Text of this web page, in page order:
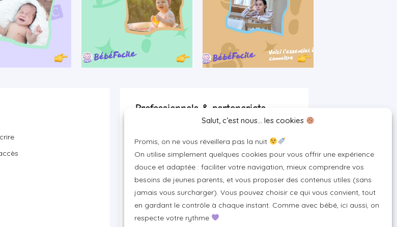
Salut, c’est nous… les cookies
Promis, on ne vous réveillera pas la nuit
On utilise simplement quelques cookies pour vous offrir une expérience
douce et adaptée : faciliter votre navigation, mieux comprendre vos
besoins de jeunes parents, et vous proposer des contenus utiles (sans
jamais vous surcharger). Vous pouvez choisir ce qui vous convient, tout
en gardant le contrôle à chaque instant. Comme avec bébé, ici aussi, on
respecte votre rythme
Professionnels & partenariats
Visibilité pour votre marque
Proposer un produit ou un service